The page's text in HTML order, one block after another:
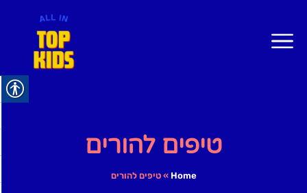
טיפים להורים
Home
»טיפים להורים